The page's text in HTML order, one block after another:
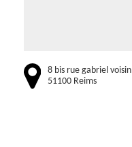
8 bis rue gabriel voisin
51100 Reims